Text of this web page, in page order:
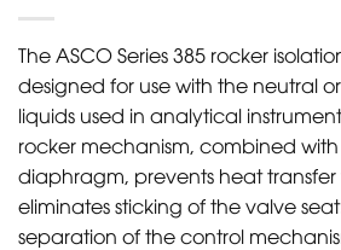
The ASCO Series 385 rocker
designed for use with the neutral
liquids used in analytical
rocker mechanism, combined
diaphragm, prevents heat
eliminates sticking of the valve
separation of the control